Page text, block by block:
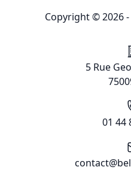
Copyright © 2026
5 Rue
01 44